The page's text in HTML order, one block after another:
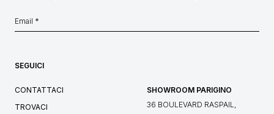
SEGUICI
CONTATTACI
TROVACI
SHOWROOM PARIGINO
36 BOULEVARD RASPAIL,